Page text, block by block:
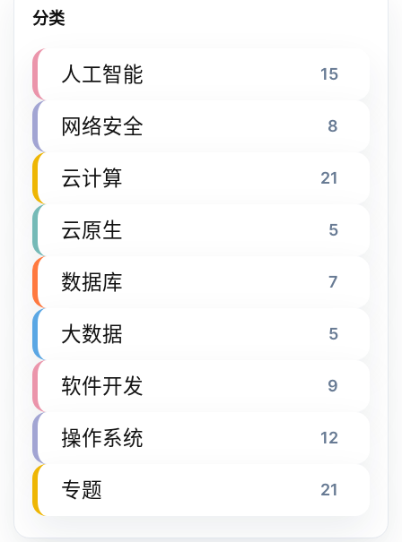
分类
人工智能 15
网络安全 8
云计算 21
云原生 5
数据库 7
大数据 5
软件开发 9
操作系统 12
专题 21